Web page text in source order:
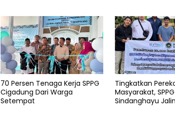
70 Persen Tenaga Kerja SPPG
Cigadung Dari Warga
Setempat
Tingkatkan
Masyarakat, SPPG
Sindanghayu